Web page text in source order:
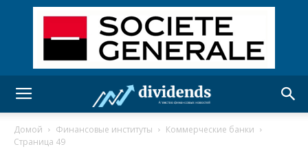
Домой Финансовые институты
Коммерческие банки
Страница 49